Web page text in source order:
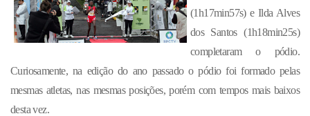
(1h17min57s) e Ilda Alves
dos Santos (1h18min25s)
completaram o pódio.
Curiosamente, na edição do ano passado o pódio foi formado pelas
mesmas atletas, nas mesmas posições, porém com tempos mais baixos
desta vez.